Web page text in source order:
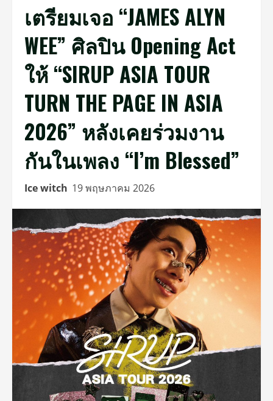
เตรียมเจอ “JAMES ALYN
WEE” ศิลปิน Opening Act
ให้ “SIRUP ASIA TOUR
TURN THE PAGE IN ASIA
2026” หลังเคยร่วมงาน
กันในเพลง “I’m Blessed”
Ice witch 19 พฤษภาคม 2026